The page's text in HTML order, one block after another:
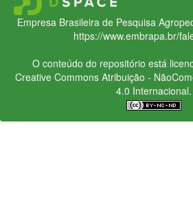
Empresa Brasileira de Pesquisa
https://www.embrapa.br/
O conteúdo do repositório está
Creative CommonsAtribuição -
4.0 Internacional.